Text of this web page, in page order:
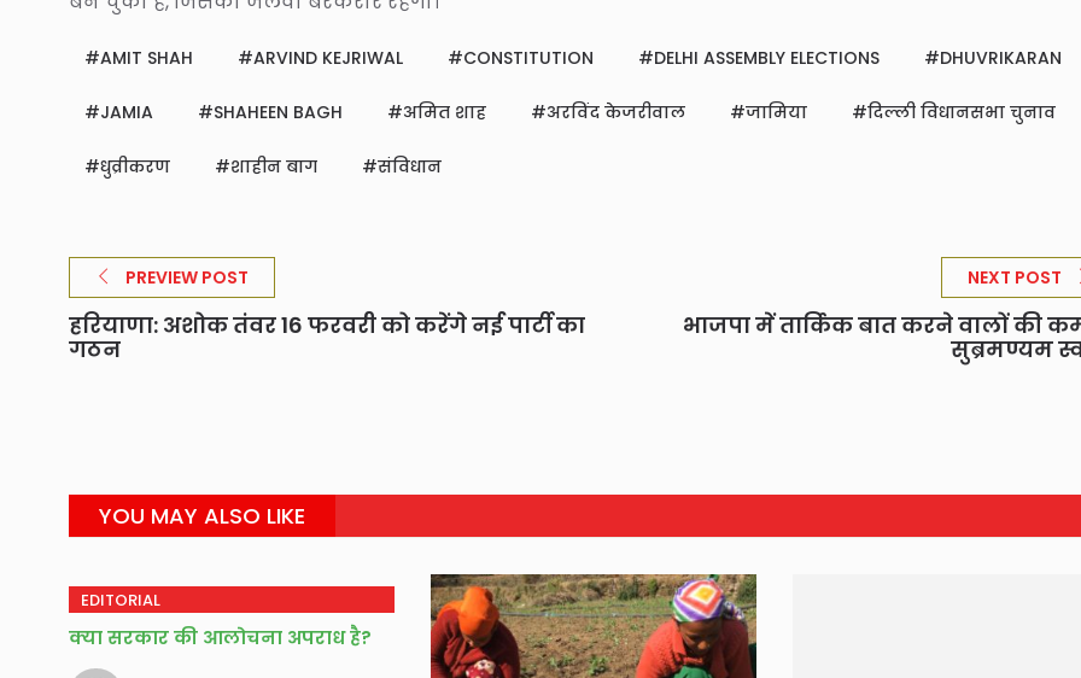
AMIT SHAH ARVIND KEJRIWAL CONSTITUTION DELHI ASSEMBLY ELECTIONS DHUVRIKARAN
JAMIA SHAHEEN BAGH अमित शाह अरविंद केजरीवाल जामिया दिल्ली विधानसभा चुनाव
धुव्रीकरण शाहीन बाग संविधान
PREVIEW POST
हरियाणा: अशोक तंवर 16 फरवरी को करेंगे नई पार्टी का
गठन
NEXT POST
भाजपा में तार्किक बात करने वालों की
सुब्रमण्यम
YOU MAY ALSO LIKE
EDITORIAL
क्या सरकार की आलोचना अपराध है?